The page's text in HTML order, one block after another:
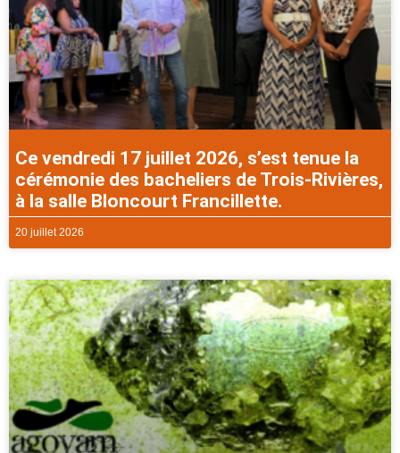
Ce vendredi 17 juillet 2026, s’est tenue la
cérémonie des bacheliers de Trois-Rivières,
à la salle Bloncourt Francillette.
20 juillet 2026